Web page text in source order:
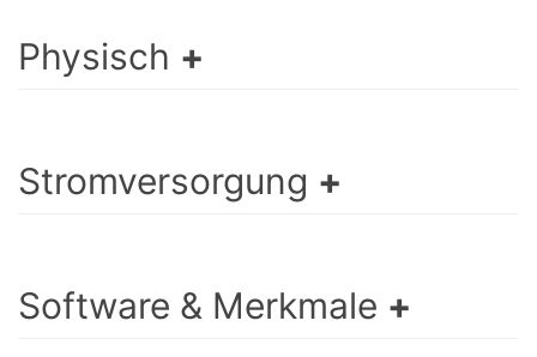
Physisch
Stromversorgung
Software & Merkmale